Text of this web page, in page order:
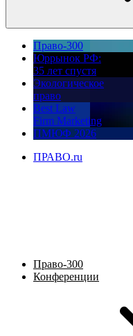
Право-300
Юррынок РФ:
35 лет спустя
Экологическое
право
Best Law
Firm Marketing
ПМЮФ 2026
ПРАВО.ru
Право-300
Конференции